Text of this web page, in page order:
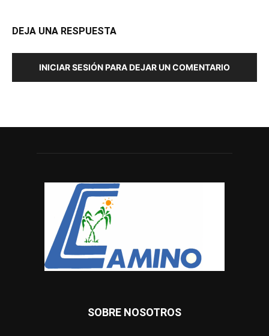
DEJA UNA RESPUESTA
INICIAR SESIÓN PARA DEJAR UN COMENTARIO
SOBRE NOSOTROS